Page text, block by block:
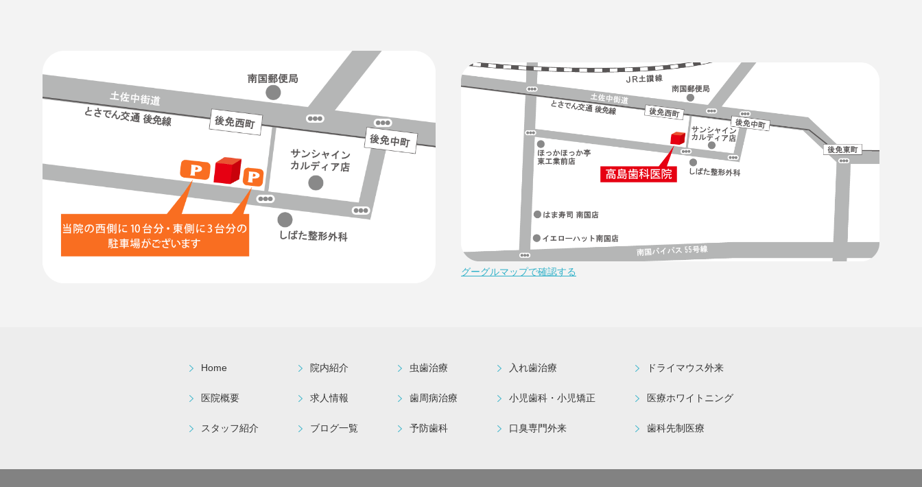
グーグルマップで確認する
Home
医院概要
スタッフ紹介
院内紹介
求人情報
ブログ一覧
虫歯治療
歯周病治療
予防歯科
入れ歯治療
小児歯科・小児矯正
口臭専門外来
ドライマウス外来
医療ホワイトニング
歯科先制医療